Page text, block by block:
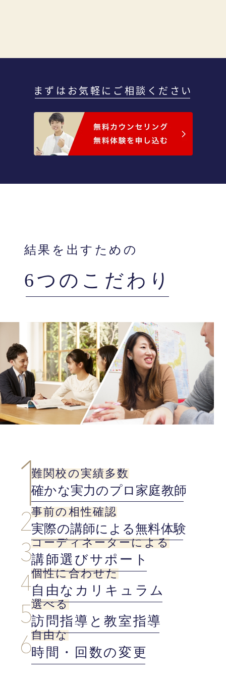
まずはお気軽にご相談ください
結果を出すための
6つのこだわり
難関校の実績多数
確かな実力のプロ家庭教師
事前の相性確認
実際の講師による無料体験
コーディネーターによる
講師選びサポート
個性に合わせた
自由なカリキュラム
選べる
訪問指導と教室指導
自由な
時間・回数の変更